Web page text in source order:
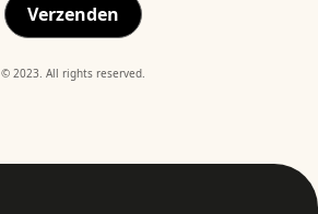
Verzenden
© 2023. All rights reserved.